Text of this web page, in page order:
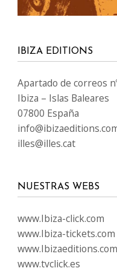
IBIZA EDITIONS
Apartado de correos
Ibiza – Islas Baleares
07800 España
illes@illes.cat
NUESTRAS WEBS
www.Ibiza-click.com
www.Ibiza-tickets.com
www.Ibizaeditions.com
www.tvclick.es